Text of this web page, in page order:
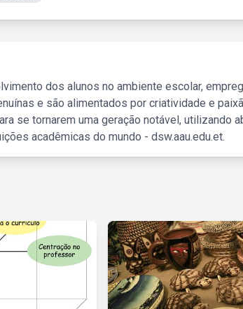
dos alunos no ambiente escolar,
e são alimentados por criatividade e
se tornarem uma geração notável, utilizando
acadêmicas do mundo - dsw.aau.edu.et.